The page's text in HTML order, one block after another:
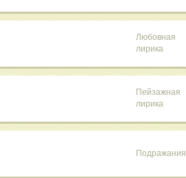
Любовная
лирика
Пейзажная
лирика
Подражания